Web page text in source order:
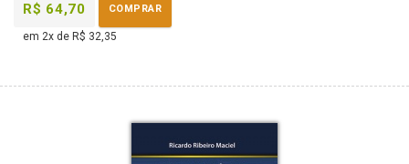
R$ 64,70 COMPRAR
em 2x de R$ 32,35